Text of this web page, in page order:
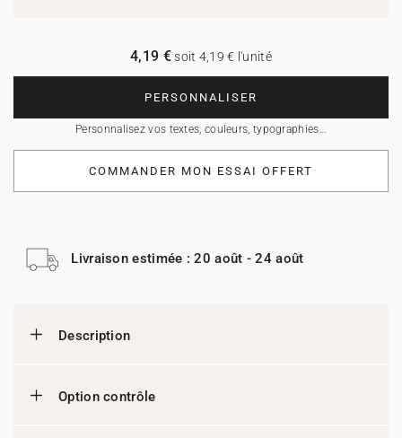
PERSONNALISER
Personnalisez vos textes, couleurs, typographies…
4,19 €soit 4,19 € l'unité
COMMANDER MON ESSAI OFFERT
Livraison estimée : 20 août - 24 août
Description
Option contrôle